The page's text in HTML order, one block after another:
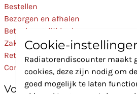
Bestellen
Bezorgen en afhalen
Betaalmogelijkheden
Zakelijk
Retourneren
Contact
Volg Ons
Cookie-
Radiatorendiscounter maakt
cookies, deze zijn nodig om
goed mogelijk te laten